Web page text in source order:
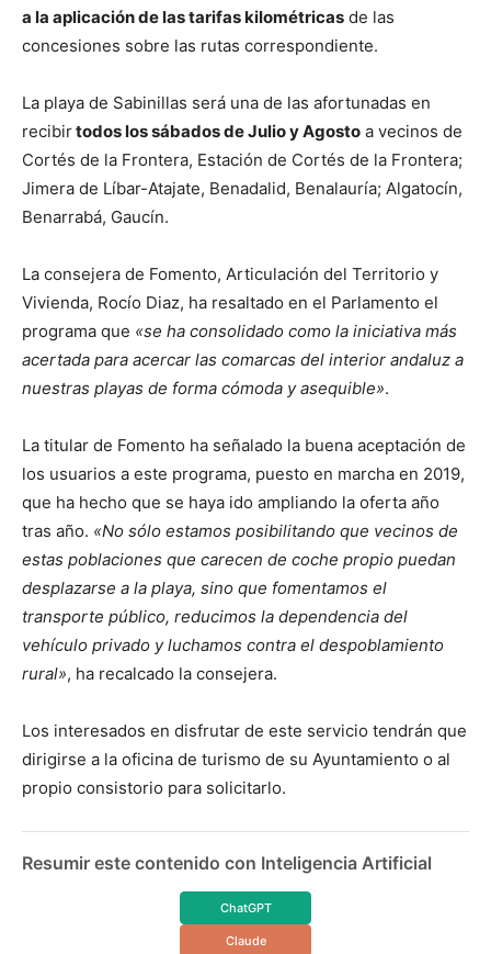
a la aplicación de las tarifas kilométricas de las
concesiones sobre las rutas correspondiente.
La playa de Sabinillas será una de las afortunadas en
recibirtodos los sábados de Julio y Agosto a vecinos de
Cortés de la Frontera, Estación de Cortés de la Frontera;
Jimera de Líbar-Atajate, Benadalid, Benalauría; Algatocín,
Benarrabá, Gaucín.
La consejera de Fomento, Articulación del Territorio y
Vivienda, Rocío Diaz, ha resaltado en el Parlamento el
programa que «se ha consolidado como la iniciativa más
acertada para acercar las comarcas del interior andaluz a
nuestras playas de forma cómoda y asequible».
La titular de Fomento ha señalado la buena aceptación de
los usuarios a este programa, puesto en marcha en 2019,
que ha hecho que se haya ido ampliando la oferta año
tras año. «No sólo estamos posibilitando que vecinos de
estas poblaciones que carecen de coche propio puedan
desplazarse a la playa, sino que fomentamos el
transporte público, reducimos la dependencia del
vehículo privado y luchamos contra el despoblamiento
rural», ha recalcado la consejera.
Los interesados en disfrutar de este servicio tendrán que
dirigirse a la oficina de turismo de su Ayuntamiento o al
propio consistorio para solicitarlo.
Resumir este contenido con Inteligencia Artificial
ChatGPT
Claude